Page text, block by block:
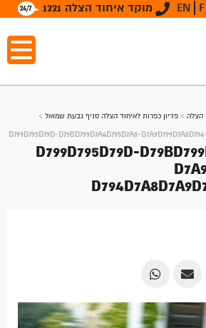
מוקד איחוד הצלה 1221 EN
הצלה > פדיון כפרות לאיחוד הצלה סניף גבעת שמואל >
D799D795D79D-D79BD799D7A4D795D7A8-
D799D795D79D-
Share
by
Email
Share
by
Email